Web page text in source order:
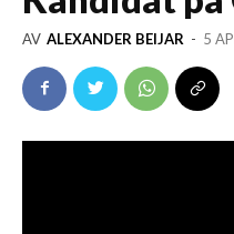
AV ALEXANDER BEIJAR - 5